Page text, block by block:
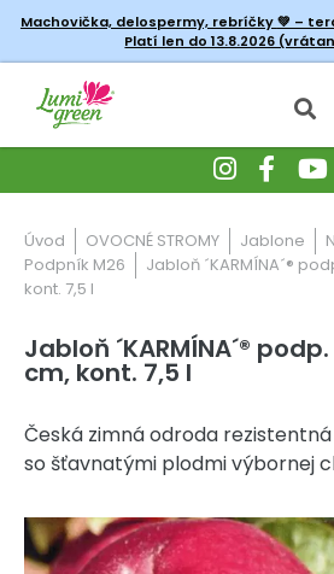
Machovička, delospermy, rebríčky💚 –
Platí len do 13.8.2026
Úvod OVOCNÉ STROMY Jablone
Podpník M26
Jabloň ´KARMÍNA´®
kont. 7,5 l
Jabloň ´KARMÍNA´®
cm, kont. 7,5 l
Česká zimná odroda
so šťavnatými plodmi výbornej